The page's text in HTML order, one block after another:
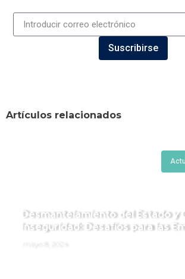
Suscribirse
Artículos relacionados
Desmantelamiento del Estado y
Inseguridad: Desafíos para las